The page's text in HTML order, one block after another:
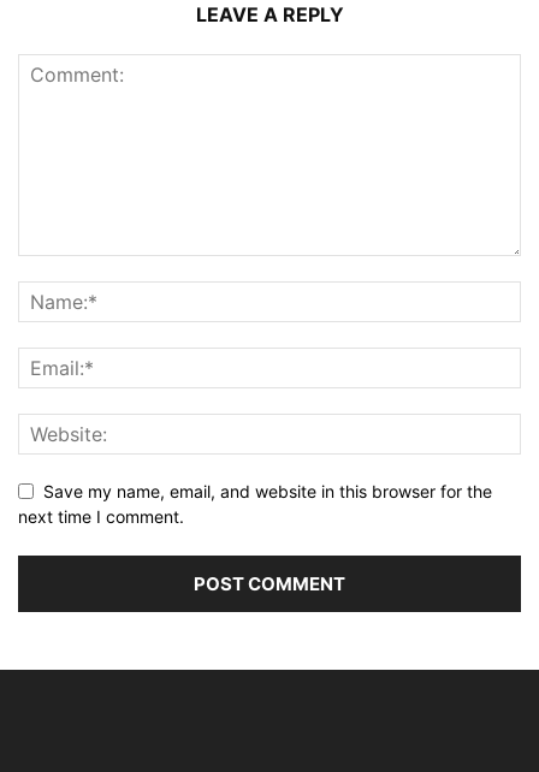
LEAVE A REPLY
Save my name, email, and website in this browser for the
next time I comment.